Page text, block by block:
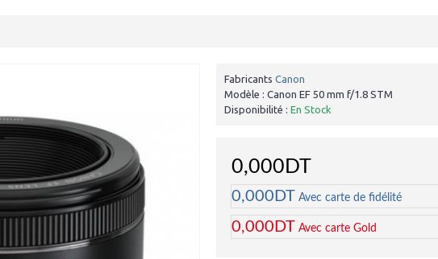
Fabricants Canon
Modèle : Canon EF 50 mm f/1.8 STM
Disponibilité : En Stock
0,000DT
0,000DT Avec carte de fidélité
0,000DT Avec carte Gold